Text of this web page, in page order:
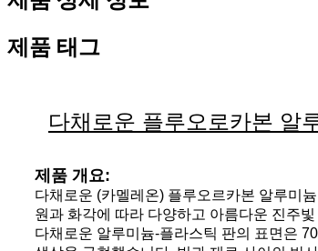
제품 태그
다채로운 플루오로카본 알
제품 개요:
다채로운 (카멜레온) 플루오르카본 알루미
원과 화각에 따라 다양하고 아름다운 진주
다채로운 알루미늄-플라스틱 판의 표면은